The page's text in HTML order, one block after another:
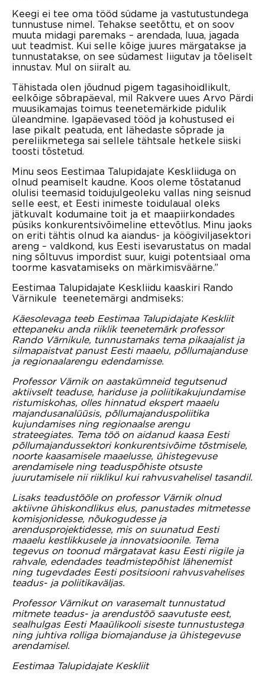
Keegi ei tee oma tööd südame ja vastutustundega
tunnustuse nimel. Tehakse seetõttu, et on soov
muuta midagi paremaks – arendada, luua, jagada
uut teadmist. Kui selle kõige juures märgatakse ja
tunnustatakse, on see südamest liigutav ja tõeliselt
innustav. Mul on siiralt au.
Tähistada olen jõudnud pigem tagasihoidlikult,
eelkõige sõbrapäeval, mil Rakvere uues Arvo Pärdi
muusikamajas toimus teenetemärkide pidulik
üleandmine. Igapäevased tööd ja kohustused ei
lase pikalt peatuda, ent lähedaste sõprade ja
pereliikmetega sai sellele tähtsale hetkele siiski
toosti tõstetud.
Minu seos Eestimaa Talupidajate Keskliiduga on
olnud peamiselt kaudne. Koos oleme tõstatanud
olulisi teemasid toidujulgeoleku vallas ning seisnud
selle eest, et Eesti inimeste toidulaual oleks
jätkuvalt kodumaine toit ja et maapiirkondades
püsiks konkurentsivõimeline ettevõtlus. Minu jaoks
on eriti tähtis olnud ka aiandus- ja köögiviljasektori
areng – valdkond, kus Eesti isevarustatus on madal
ning sõltuvus impordist suur, kuigi potentsiaal oma
toorme kasvatamiseks on märkimisväärne.”
Eestimaa Talupidajate Keskliidu kaaskiri Rando
Värnikule
teenetemärgi andmiseks:
Käesolevaga teeb Eestimaa Talupidajate Keskliit
ettepaneku anda riiklik teenetemärk professor
Rando Värnikule, tunnustamaks tema pikaajalist ja
silmapaistvat panust Eesti maaelu, põllumajanduse
ja regionaalarengu edendamisse.
Professor Värnik on aastakümneid tegutsenud
aktiivselt teaduse, hariduse ja poliitikakujundamise
ristumiskohas, olles hinnatud ekspert maaelu
majandusanalüüsis, põllumajanduspoliitika
kujundamises ning regionaalse arengu
strateegiates. Tema töö on aidanud kaasa Eesti
põllumajandussektori konkurentsivõime tõstmisele,
noorte kaasamisele maaelusse, ühistegevuse
arendamisele ning teaduspõhiste otsuste
juurutamisele nii riiklikul kui rahvusvahelisel tasandil.
Lisaks teadustööle on professor Värnik olnud
aktiivne ühiskondlikus elus, panustades mitmetesse
komisjonidesse, nõukogudesse ja
arendusprojektidesse, mis on suunatud Eesti
maaelu kestlikkusele ja innovatsioonile. Tema
tegevus on toonud märgatavat kasu Eesti riigile ja
rahvale, edendades teadmistepõhist lähenemist
ning tugevdades Eesti positsiooni rahvusvahelises
teadus- ja poliitikaväljas.
Professor Värnikut on varasemalt tunnustatud
mitmete teadus- ja arendustöö saavutuste eest,
sealhulgas Eesti Maaülikooli siseste tunnustustega
ning juhtiva rolliga biomajanduse ja ühistegevuse
arendamisel.
Eestimaa Talupidajate Keskliit